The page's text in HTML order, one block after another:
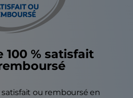
100 % satisfait
satisfait ou remboursé en